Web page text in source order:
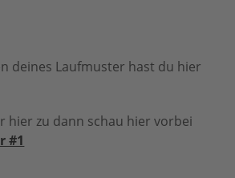
deines Laufmuster hast du hier
hier zu dann schau hier vorbei
#1